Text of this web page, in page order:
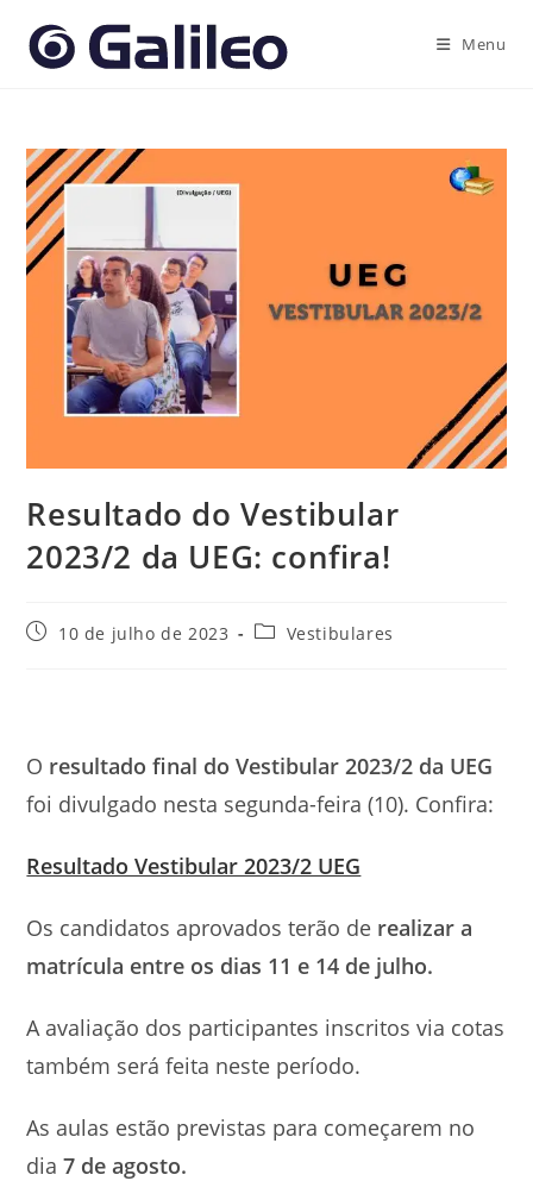
para
Menu
Resultado do Vestibular
2023/2 da UEG: confira!
Post10 de julho de 2023
Categoria
Vestibulares
O resultado final do Vestibular 2023/2 da UEG
foi divulgado nesta segunda-feira (10). Confira:
Resultado Vestibular 2023/2 UEG
Os candidatos aprovados terão de realizar a
matrícula entre os dias 11 e 14 de julho.
A avaliação dos participantes inscritos via cotas
também será feita neste período.
As aulas estão previstas para começarem no
dia7 de agosto.